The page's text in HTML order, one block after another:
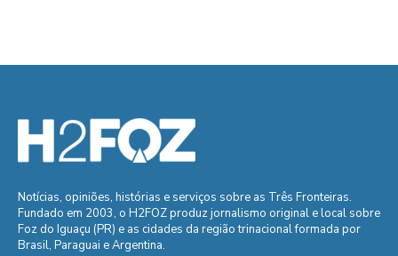
Notícias, opiniões, histórias e serviços sobre as Três Fronteiras.
Fundado em 2003, o H2FOZ produz jornalismo original e local sobre
Foz do Iguaçu (PR) e as cidades da região trinacional formada por
Brasil, Paraguai e Argentina.